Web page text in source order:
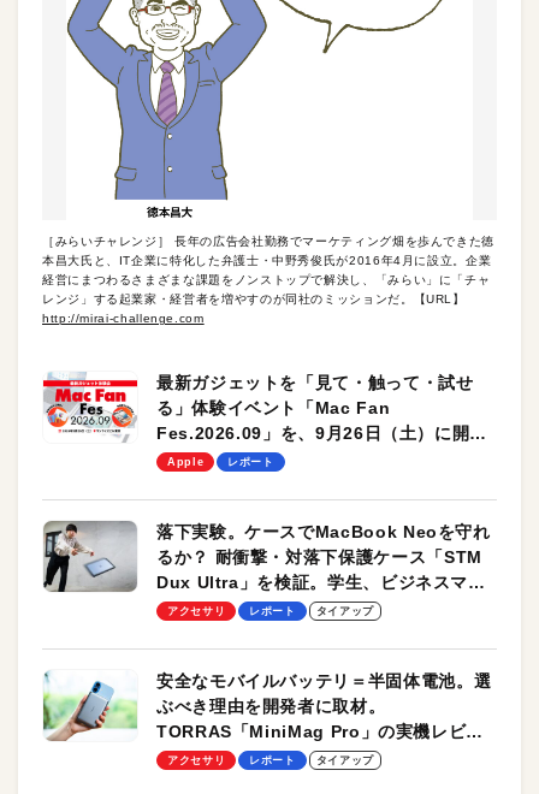
［みらいチャレンジ］ 長年の広告会社勤務でマーケティング畑を歩んできた徳
本昌大氏と、IT企業に特化した弁護士・中野秀俊氏が2016年4月に設立。企業
経営にまつわるさまざまな課題をノンストップで解決し、「みらい」に「チャ
レンジ」する起業家・経営者を増やすのが同社のミッションだ。【URL】
http://mirai-challenge.com
最新ガジェットを「見て・触って・試せ
る」体験イベント「Mac Fan
Fes.2026.09」を、9月26日（土）に開催
します！
Apple レポート
落下実験。ケースでMacBook Neoを守れ
るか？ 耐衝撃・対落下保護ケース「STM
Dux Ultra」を検証。学生、ビジネスマン
のモバイルユースに最適！
アクセサリ レポート タイアップ
安全なモバイルバッテリ＝半固体電池。選
ぶべき理由を開発者に取材。
TORRAS「MiniMag Pro」の実機レビュ
ーも
アクセサリ レポート タイアップ